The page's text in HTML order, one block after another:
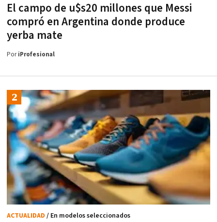
El campo de u$s20 millones que Messi
compró en Argentina donde produce
yerba mate
PoriProfesional
ACTUALIDAD / En modelos seleccionados